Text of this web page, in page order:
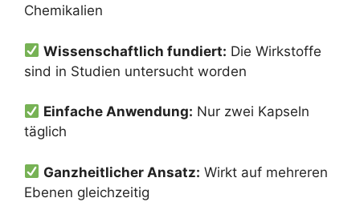
Chemikalien
Wissenschaftlich fundiert: Die Wirkstoffe
sind in Studien untersucht worden
Einfache Anwendung: Nur zwei Kapseln
täglich
Ganzheitlicher Ansatz: Wirkt auf mehreren
Ebenen gleichzeitig